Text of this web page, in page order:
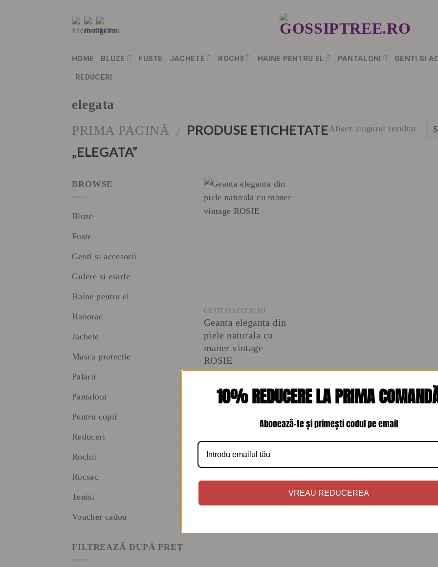
HOME BLUZE FUSTE JACHETE ROCHII HAINE PENTRU EL PANTALONI GENTI SI
REDUCERI
elegata
PRIMA PAGINĂ / PRODUSE ETICHETATE
„ELEGATA”
Afișez singurul rezultat
BROWSE
Bluze
Fuste
Genti si accesorii
Gulere si esarfe
Haine pentru el
Hanorac
Jachete
Masca protectie
Palarii
Pantaloni
Pentru copii
Reduceri
Rochii
Rucsac
Tenisi
Voucher cadou
FILTREAZĂ DUPĂ PREȚ
GENTI SI ACCESORII
Geanta eleganta din
piele naturala cu
maner vintage
ROSIE
375lei
10% REDUCERE LA PRIMA
Abonează-te și primești codul pe email
VREAU REDUCEREA